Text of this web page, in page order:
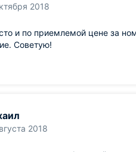
2018
и по приемлемой цене за
Советую!
2018